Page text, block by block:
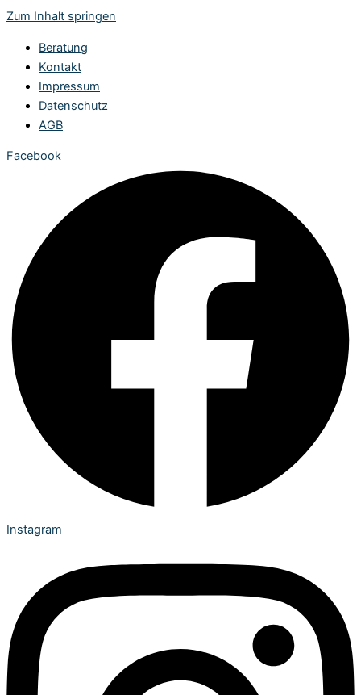
Zum Inhalt springen
Beratung
Kontakt
Impressum
Datenschutz
AGB
Facebook
Instagram